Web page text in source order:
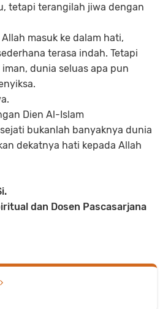
tetapi terangilah jiwa dengan
masuk ke dalam hati,
terasa indah. Tetapi
dunia seluas apa pun
Dien Al-Islam
bukanlah banyaknya dunia
dekatnya hati kepada Allah
dan Dosen Pascasarjana